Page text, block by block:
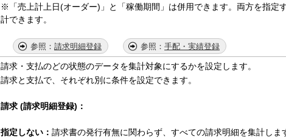
※「売上計上日(オーダー)」と「稼働期間」は併用できます。両方を指定
計できます。
請求明細登録 手配・実績登録
請求・支払のどの状態のデータを集計対象にするかを設定します。
請求と支払で、それぞれ別に条件を設定できます。
請求 (請求明細登録)：
指定しない： 請求書の発行有無に関わらず、すべての請求明細を集計しま